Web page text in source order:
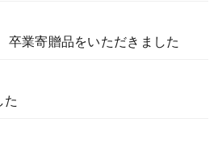
卒業寄贈品をいただきました
た